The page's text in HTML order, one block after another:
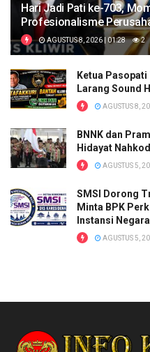
Hari Jadi Pati ke-703,
Profesionalisme
AGUSTUS 8, 2026 | 01:28 2
Ketua Pasopati
Larang Sound
AGUSTUS 8,
BNNK dan
Hidayat
AGUSTUS 5,
SMSI Dorong
Minta BPK
Instansi Negara
AGUSTUS 5,